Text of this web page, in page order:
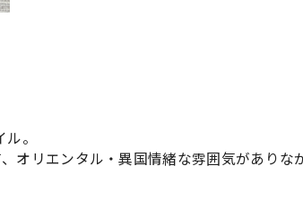
。
オリエンタル・異国情緒な雰囲気がありな